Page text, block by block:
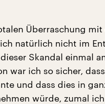
Überraschung mit
natürlich nicht im
Skandal einmal
war ich so sicher,
und dass dies in
würde, zumal